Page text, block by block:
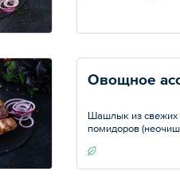
Овощное
Шашлык из свежих
помидоров
Порция — 500 г